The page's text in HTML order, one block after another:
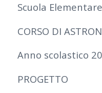
Scuola
CORSO DI
Anno scolastico
PROGETTO